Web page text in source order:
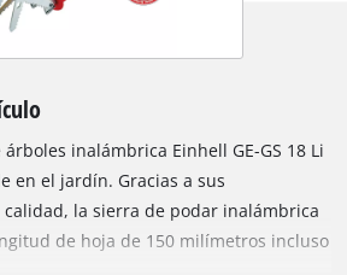
inalámbrica Einhell GE-GS 18 Li
en el jardín. Gracias a sus
la sierra de podar inalámbrica
de hoja de 150 milímetros incluso